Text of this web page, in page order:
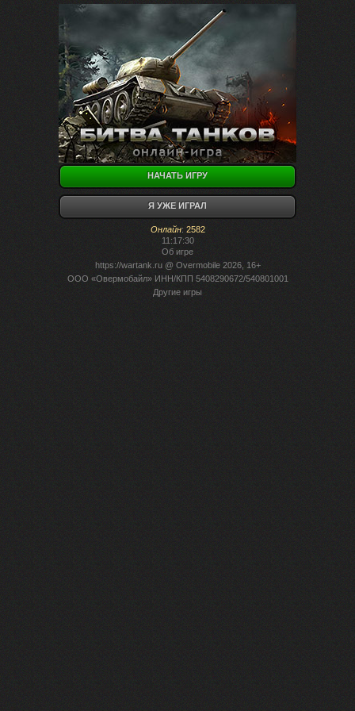
НАЧАТЬ ИГРУ
Я УЖЕ ИГРАЛ
Онлайн: 2582
11:17:30
Об игре
https://wartank.ru@ Overmobile 2026, 16+
ООО «Овермобайл» ИНН/КПП 5408290672/540801001
Другие игры